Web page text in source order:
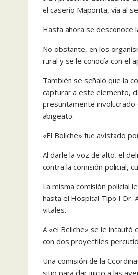
el caserío Maporita, vía al
Hasta ahora se desconoce
No obstante, en los
rural y se le conocía con el
También se señaló que la
capturar a este elemento,
presuntamente
abigeato.
«El Boliche» fue avistado
Al darle la voz de alto, el
contra la comisión policial,
La misma comisión policial
hasta el Hospital Tipo I Dr.
vitales.
A «el Boliche» se le
con dos proyectiles
Una comisión de la
sitio para dar inicio a las